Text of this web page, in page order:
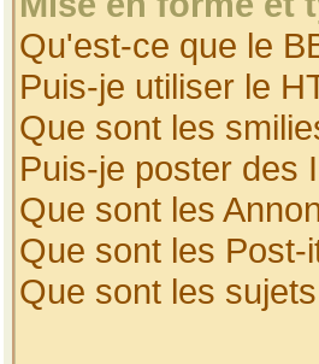
Qu'est-ce que le
Puis-je utiliser le
Que sont les
Puis-je poster des
Que sont les
Que sont les Post-
Que sont les